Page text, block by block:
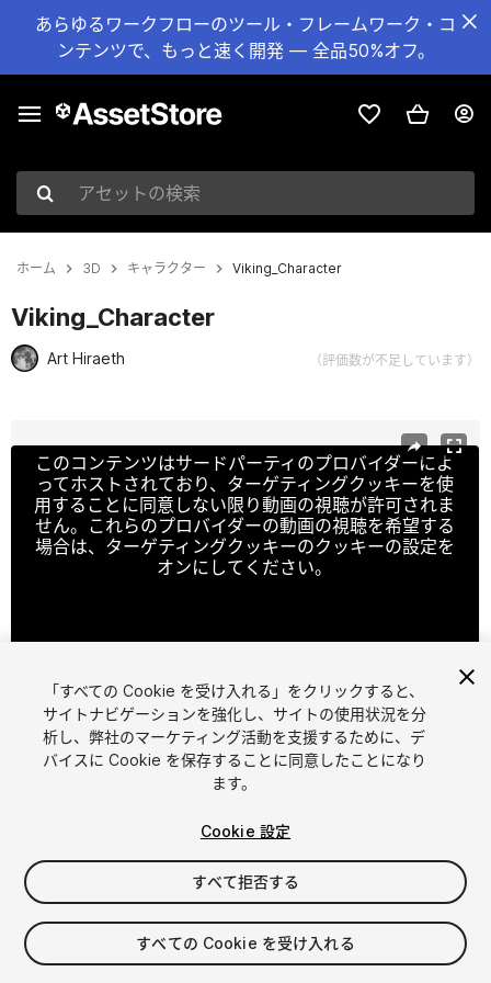
あらゆるワークフローのツール・フレームワーク・コ
ンテンツで、もっと速く開発 — 全品50%オフ。
アセットの検索
ホーム 3D キャラクター Viking_Character
Viking_Character
Art Hiraeth （評価数が不足しています）
このコンテンツはサードパーティのプロバイダーによ
ってホストされており、ターゲティングクッキーを使
用することに同意しない限り動画の視聴が許可されま
せん。これらのプロバイダーの動画の視聴を希望する
場合は、ターゲティングクッキーのクッキーの設定を
オンにしてください。
1/ 24
$59
消費税は決済時に計算されます
「すべての Cookie を受け入れる」をクリックすると、
サイトナビゲーションを強化し、サイトの使用状況を分
析し、弊社のマーケティング活動を支援するために、デ
バイスに Cookie を保存することに同意したことになり
ます。
Cookie 設定
すべて拒否する
すべての Cookie を受け入れる